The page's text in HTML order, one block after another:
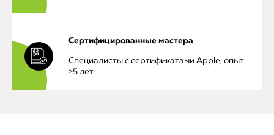
iPhone
MacBook
Watch
Сертифицированные мастера
Специалисты с сертификатами Apple, опыт
>5 лет